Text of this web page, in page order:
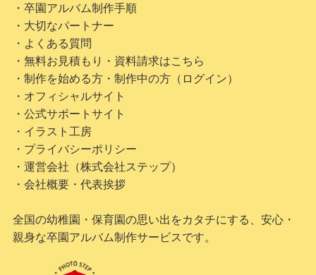
・卒園アルバム制作手順
・大切なパートナー
・よくある質問
・無料お見積もり・資料請求はこちら
・制作を始める方・制作中の方（ログイン）
・オフィシャルサイト
・公式サポートサイト
・イラスト工房
・プライバシーポリシー
・運営会社（株式会社ステップ）
・会社概要・代表挨拶
全国の幼稚園・保育園の思い出をカタチにする、安心・
親身な卒園アルバム制作サービスです。